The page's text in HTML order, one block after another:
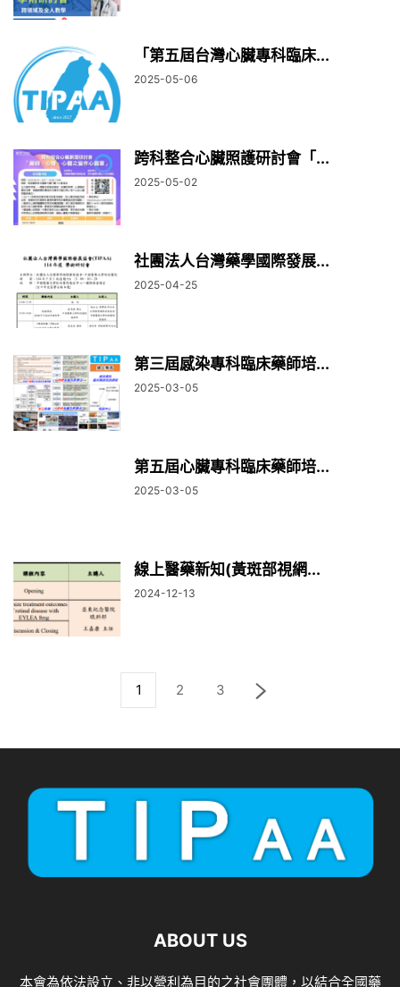
「第五屆台灣心臟專科臨床...
2025-05-06
跨科整合心臟照護研討會「...
2025-05-02
社團法人台灣藥學國際發展...
2025-04-25
第三屆感染專科臨床藥師培...
2025-03-05
第五屆心臟專科臨床藥師培...
2025-03-05
線上醫藥新知(黃斑部視網...
2024-12-13
1 2 3
ABOUT US
本會為依法設立、非以營利為目的之社會團體，以結合全國藥